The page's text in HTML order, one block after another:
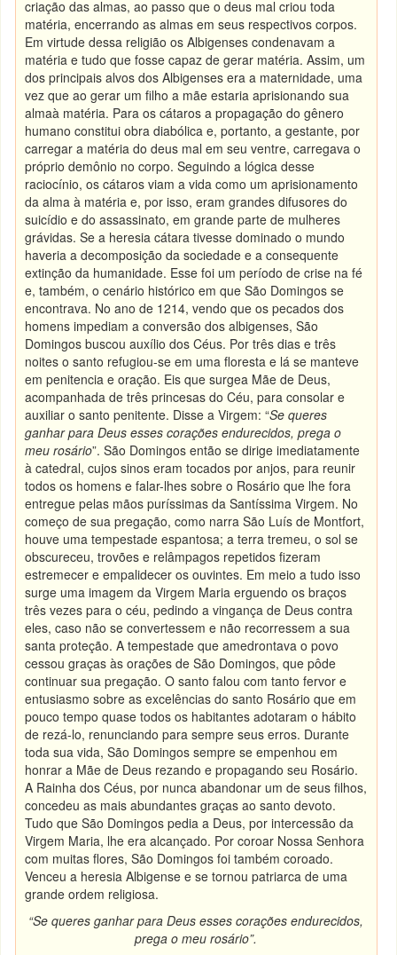
criação das almas, ao passo que o deus mal criou toda
matéria, encerrando as almas em seus respectivos corpos.
Em virtude dessa religião os Albigenses condenavam a
matéria e tudo que fosse capaz de gerar matéria. Assim, um
dos principais alvos dos Albigenses era a maternidade, uma
vez que ao gerar um filho a mãe estaria aprisionando sua
almaà matéria. Para os cátaros a propagação do gênero
humano constitui obra diabólica e, portanto, a gestante, por
carregar a matéria do deus mal em seu ventre, carregava o
próprio demônio no corpo. Seguindo a lógica desse
raciocínio, os cátaros viam a vida como um aprisionamento
da alma à matéria e, por isso, eram grandes difusores do
suicídio e do assassinato, em grande parte de mulheres
grávidas. Se a heresia cátara tivesse dominado o mundo
haveria a decomposição da sociedade e a consequente
extinção da humanidade. Esse foi um período de crise na fé
e, também, o cenário histórico em que São Domingos se
encontrava. No ano de 1214, vendo que os pecados dos
homens impediam a conversão dos albigenses, São
Domingos buscou auxílio dos Céus. Por três dias e três
noites o santo refugiou-se em uma floresta e lá se manteve
em penitencia e oração. Eis que surgea Mãe de Deus,
acompanhada de três princesas do Céu, para consolar e
auxiliar o santo penitente. Disse a Virgem: “Se queres
ganhar para Deus esses corações endurecidos, prega o
meu rosário”. São Domingos então se dirige imediatamente
à catedral, cujos sinos eram tocados por anjos, para reunir
todos os homens e falar-lhes sobre o Rosário que lhe fora
entregue pelas mãos puríssimas da Santíssima Virgem. No
começo de sua pregação, como narra São Luís de Montfort,
houve uma tempestade espantosa; a terra tremeu, o sol se
obscureceu, trovões e relâmpagos repetidos fizeram
estremecer e empalidecer os ouvintes. Em meio a tudo isso
surge uma imagem da Virgem Maria erguendo os braços
três vezes para o céu, pedindo a vingança de Deus contra
eles, caso não se convertessem e não recorressem a sua
santa proteção. A tempestade que amedrontava o povo
cessou graças às orações de São Domingos, que pôde
continuar sua pregação. O santo falou com tanto fervor e
entusiasmo sobre as excelências do santo Rosário que em
pouco tempo quase todos os habitantes adotaram o hábito
de rezá-lo, renunciando para sempre seus erros. Durante
toda sua vida, São Domingos sempre se empenhou em
honrar a Mãe de Deus rezando e propagando seu Rosário.
A Rainha dos Céus, por nunca abandonar um de seus filhos,
concedeu as mais abundantes graças ao santo devoto.
Tudo que São Domingos pedia a Deus, por intercessão da
Virgem Maria, lhe era alcançado. Por coroar Nossa Senhora
com muitas flores, São Domingos foi também coroado.
Venceu a heresia Albigense e se tornou patriarca de uma
grande ordem religiosa.
“Se queres ganhar para Deus esses corações endurecidos,
prega o meu rosário”.